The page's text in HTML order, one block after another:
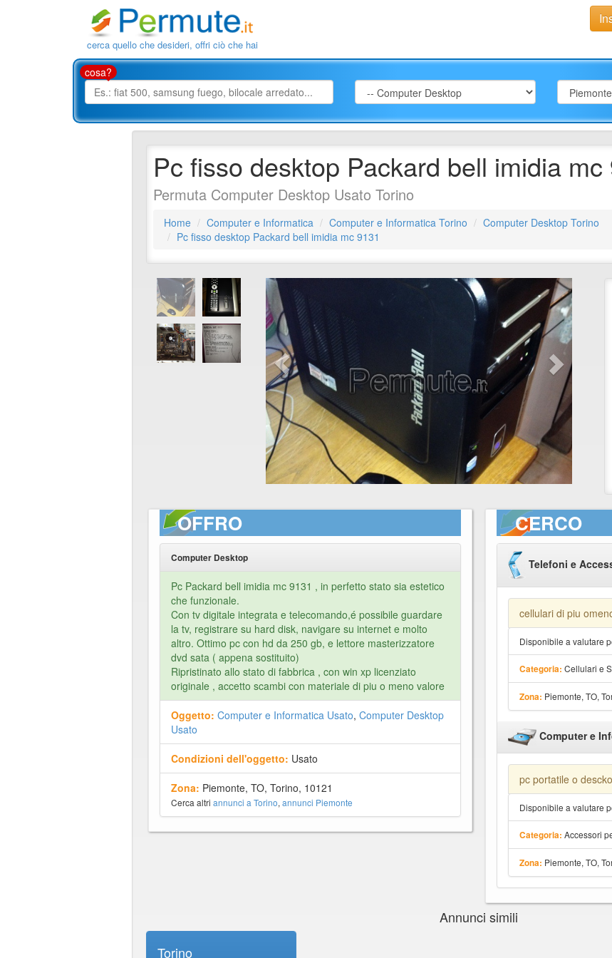
cerca quello che desideri, offri ciò che hai
cosa?
Pc fisso desktop Packard bell imidia mc
Permuta Computer Desktop Usato Torino
Home Computer e Informatica Computer e Informatica Torino
Computer Desktop Torino
Pc fisso desktop Packard bell imidia mc 9131
OFFRO
Computer Desktop
Pc Packard bell imidia mc 9131 , in perfetto stato sia estetico
che funzionale.
Con tv digitale integrata e telecomando,é possibile guardare
la tv, registrare su hard disk, navigare su internet e molto
altro. Ottimo pc con hd da 250 gb, e lettore masterizzatore
dvd sata ( appena sostituito)
Ripristinato allo stato di fabbrica , con win xp licenziato
originale , accetto scambi con materiale di piu o meno valore
Oggetto: Computer e Informatica Usato, Computer Desktop
Usato
Condizioni dell'oggetto: Usato
Zona: Piemonte, TO, Torino, 10121
Cerca altri annunci a Torino, annunci Piemonte
CERCO
Telefoni e
cellulari di piu
Disponibile a valutare
Categoria: Cellulari e
Zona: Piemonte, TO,
Computer e
pc portatile o
Disponibile a valutare
Categoria: Accessori
Zona: Piemonte, TO,
Annunci simili
Torino